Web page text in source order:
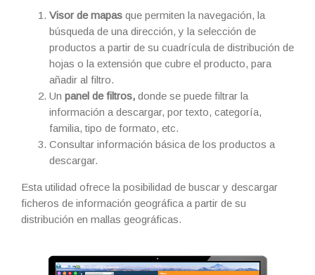
Visor de mapas que permiten la navegación, la
búsqueda de una dirección, y la selección de
productos a partir de su cuadrícula de distribución de
hojas o la extensión que cubre el producto, para
añadir al filtro.
Un panel de filtros, donde se puede filtrar la
información a descargar, por texto, categoría,
familia, tipo de formato, etc.
Consultar información básica de los productos a
descargar.
Esta utilidad ofrece la posibilidad de buscar y descargar
ficheros de información geográfica a partir de su
distribución en mallas geográficas.